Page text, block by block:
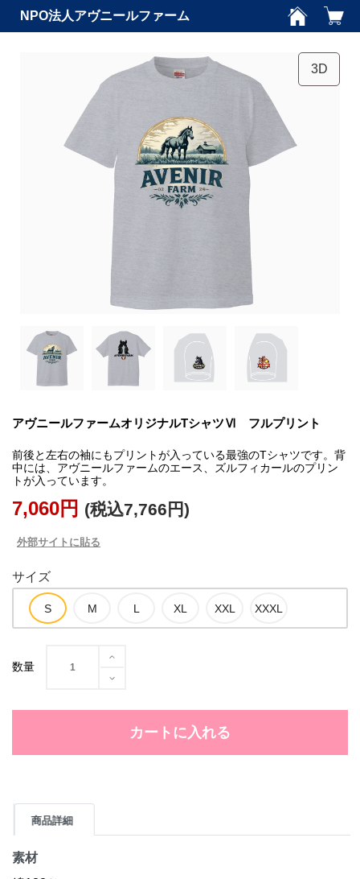
NPO法人アヴニールファーム
3D
アヴニールファームオリジナルTシャツⅥ フルプリント
前後と左右の袖にもプリントが入っている最強のTシャツです。背
中には、アヴニールファームのエース、ズルフィカールのプリン
トが入っています。
7,060円 (税込7,766円)
外部サイトに貼る
サイズ
数量
カートに入れる
商品詳細
素材